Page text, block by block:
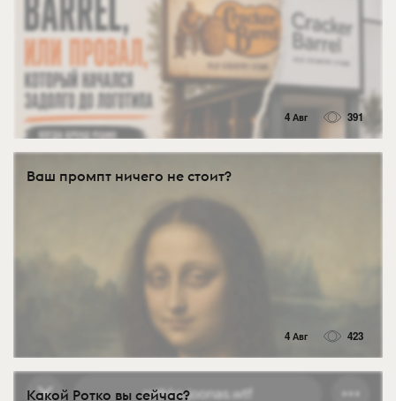
4 Авг 391
Ваш промпт ничего не стоит?
4 Авг 423
Какой Ротко вы сейчас?